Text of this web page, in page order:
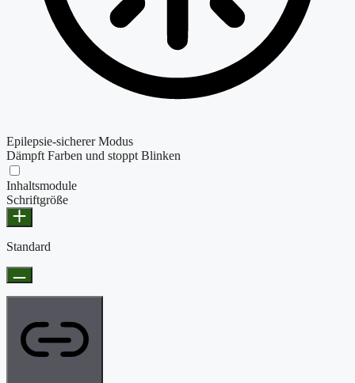
Epilepsie-sicherer Modus
Dämpft Farben und stoppt Blinken
Inhaltsmodule
Schriftgröße
Standard